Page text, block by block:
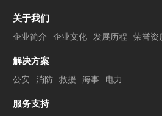
关于我们
企业简介 企业文化 发展历程 荣誉资
解决方案
公安 消防 救援 海事 电力
服务支持